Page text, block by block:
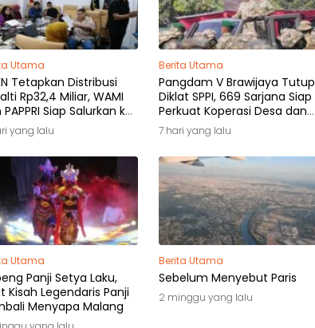
Utama
Tetapkan Distribusi
Rp32,4 Miliar, WAMI
Siap Salurkan ke
Hak
yang lalu
Berita Utama
Pangdam V Brawijaya Tutup
Diklat SPPI, 669 Sarjana Siap
Perkuat Koperasi Desa dan
Kampung Nelayan
7 hari yang lalu
Utama
Panji Setya Laku,
Kisah Legendaris Panji
Menyapa Malang
Berita Utama
Sebelum Menyebut Paris
2 minggu yang lalu